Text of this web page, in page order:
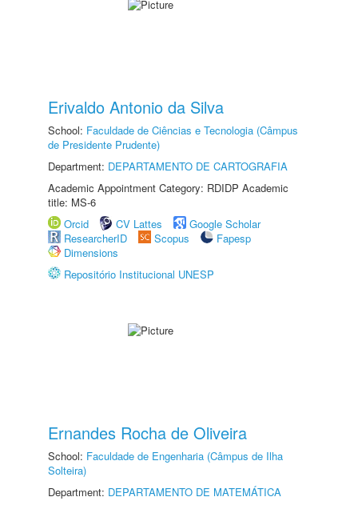
Erivaldo Antonio da Silva
School: Faculdade de Ciências e Tecnologia (Câmpus
de Presidente Prudente)
Department: DEPARTAMENTO DE CARTOGRAFIA
Academic Appointment Category: RDIDP Academic
title: MS-6
Orcid
CV Lattes
Google Scholar
ResearcherID
Scopus
Fapesp
Dimensions
Repositório Institucional UNESP
Ernandes Rocha de Oliveira
School: Faculdade de Engenharia (Câmpus de Ilha
Solteira)
Department: DEPARTAMENTO DE MATEMÁTICA